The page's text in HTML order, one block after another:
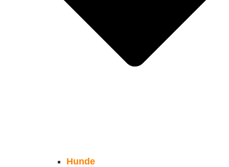
Hunde